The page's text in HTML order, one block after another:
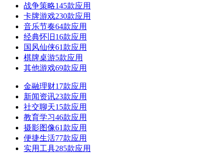
战争策略145款应用
卡牌游戏230款应用
音乐节奏64款应用
经典怀旧 16款应用
国风仙侠61款应用
棋牌桌游5款应用
其他游戏69款应用
金融理财17款应用
新闻资讯23款应用
社交聊天15款应用
教育学习46款应用
摄影图像61款应用
便捷生活77款应用
实用工具285款应用